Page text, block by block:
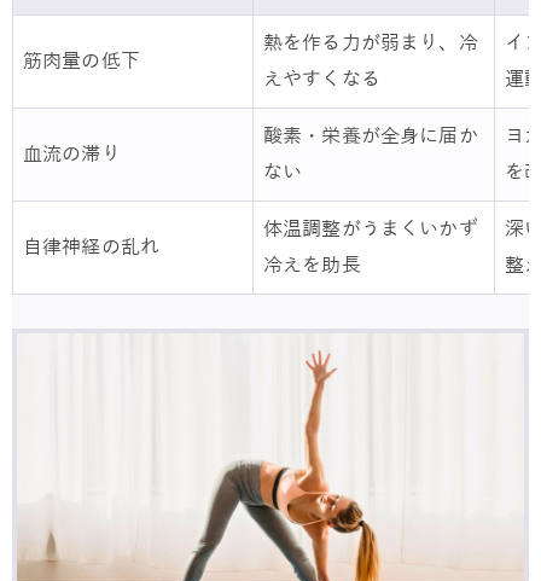
筋肉量の低下
熱を作る力が弱まり、冷
えやすくなる
イ
運
血流の滞り
酸素・栄養が全身に届か
ない
ヨ
を
自律神経の乱れ
体温調整がうまくいかず
冷えを助長
深
整